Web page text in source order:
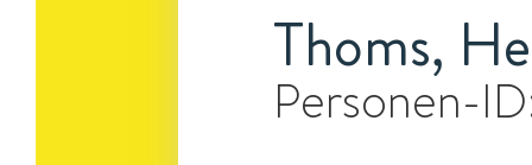
Thoms,
Personen-